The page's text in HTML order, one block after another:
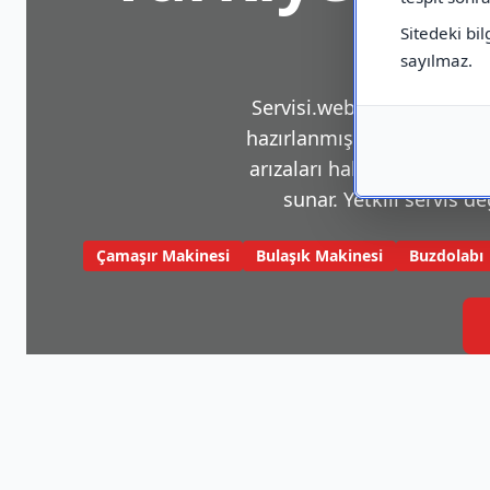
Sitedeki
sayılmaz.
Servisi.web.tr, beyaz
hazırlanmış bir
arızaları hakkında sık
sunar. Yetkili servis
Çamaşır Makinesi Bulaşık Makinesi Buzdolabı